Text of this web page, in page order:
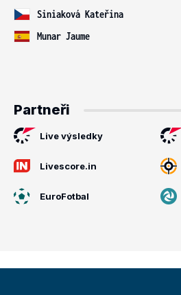
Siniaková Kateřina
Munar Jaume
Partneři
Live výsledky
Livescore.in
EuroFotbal